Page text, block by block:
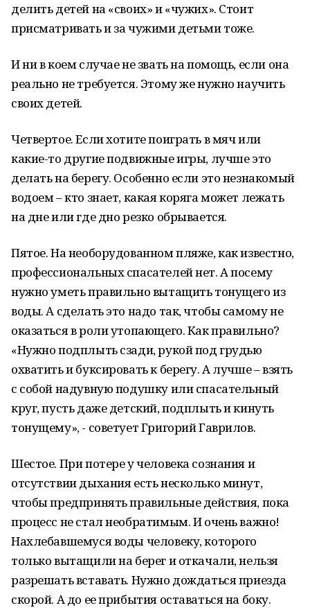
делить детей на «своих» и «чужих». Стоит
присматривать и за чужими детьми тоже.
И ни в коем случае не звать на помощь, если она
реально не требуется. Этому же нужно научить
своих детей.
Четвертое. Если хотите поиграть в мяч или
какие-то другие подвижные игры, лучше это
делать на берегу. Особенно если это незнакомый
водоем – кто знает, какая коряга может лежать
на дне или где дно резко обрывается.
Пятое. На необорудованном пляже, как известно,
профессиональных спасателей нет. А посему
нужно уметь правильно вытащить тонущего из
воды. А сделать это надо так, чтобы самому не
оказаться в роли утопающего. Как правильно?
«Нужно подплыть сзади, рукой под грудью
охватить и буксировать к берегу. А лучше – взять
с собой надувную подушку или спасательный
круг, пусть даже детский, подплыть и кинуть
тонущему», - советует Григорий Гаврилов.
Шестое. При потере у человека сознания и
отсутствии дыхания есть несколько минут,
чтобы предпринять правильные действия, пока
процесс не стал необратимым. И очень важно!
Нахлебавшемуся воды человеку, которого
только вытащили на берег и откачали, нельзя
разрешать вставать. Нужно дождаться приезда
скорой. А до ее прибытия оставаться на боку.